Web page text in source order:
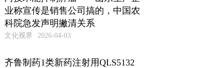
业称宣传是销售公司搞的，中国农
科院急发声明撇清关系
文化视界 2026-04-03
齐鲁制药1类新药注射用QLS5132